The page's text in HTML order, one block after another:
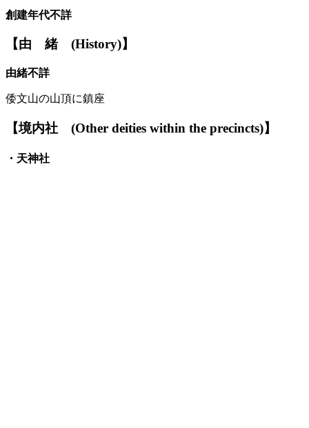
創建年代不詳
【由 緒 (History)】
由緒不詳
倭文山の山頂に鎮座
【境内社 (Other deities within the precincts)】
・ 天神社